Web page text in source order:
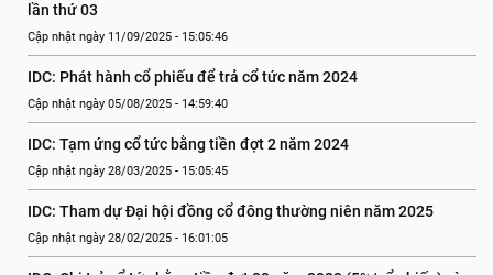
lần thứ 03
Cập nhật ngày 11/09/2025 - 15:05:46
IDC: Phát hành cổ phiếu để trả cổ tức năm 2024
Cập nhật ngày 05/08/2025 - 14:59:40
IDC: Tạm ứng cổ tức bằng tiền đợt 2 năm 2024
Cập nhật ngày 28/03/2025 - 15:05:45
IDC: Tham dự Đại hội đồng cổ đông thường niên năm 2025
Cập nhật ngày 28/02/2025 - 16:01:05